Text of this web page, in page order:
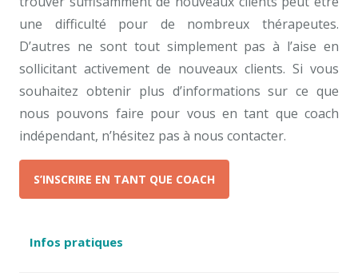
une difficulté pour de nombreux thérapeutes.
D’autres ne sont tout simplement pas à l’aise en
sollicitant activement de nouveaux clients. Si vous
souhaitez obtenir plus d’informations sur ce que
nous pouvons faire pour vous en tant que coach
indépendant, n’hésitez pas à nous contacter.
S’INSCRIRE EN TANT QUE COACH
Infos pratiques